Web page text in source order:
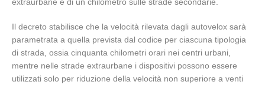
Il decreto stabilisce che la velocità rilevata dagli autovelox sarà
parametrata a quella prevista dal codice per ciascuna tipologia
di strada, ossia cinquanta chilometri orari nei centri urbani,
mentre nelle strade extraurbane i dispositivi possono essere
utilizzati solo per riduzione della velocità non superiore a venti